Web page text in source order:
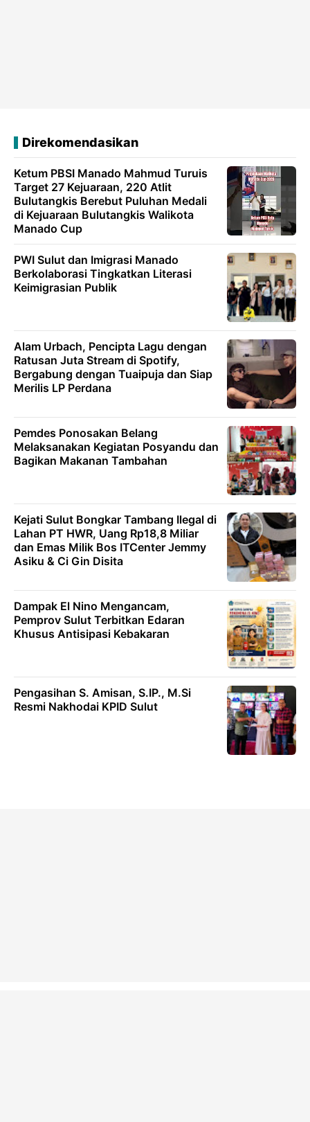
Direkomendasikan
Ketum PBSI Manado Mahmud Turuis
Target 27 Kejuaraan, 220 Atlit
Bulutangkis Berebut Puluhan Medali
di Kejuaraan Bulutangkis Walikota
Manado Cup
PWI Sulut dan Imigrasi Manado
Berkolaborasi Tingkatkan Literasi
Keimigrasian Publik
Alam Urbach, Pencipta Lagu dengan
Ratusan Juta Stream di Spotify,
Bergabung dengan Tuaipuja dan Siap
Merilis LP Perdana
Pemdes Ponosakan Belang
Melaksanakan Kegiatan Posyandu dan
Bagikan Makanan Tambahan
Kejati Sulut Bongkar Tambang Ilegal di
Lahan PT HWR, Uang Rp18,8 Miliar
dan Emas Milik Bos ITCenter Jemmy
Asiku & Ci Gin Disita
Dampak El Nino Mengancam,
Pemprov Sulut Terbitkan Edaran
Khusus Antisipasi Kebakaran
Pengasihan S. Amisan, S.IP., M.Si
Resmi Nakhodai KPID Sulut